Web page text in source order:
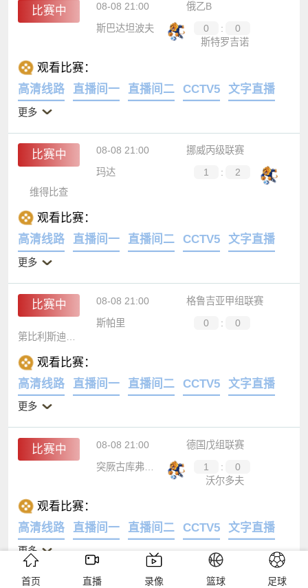
首页 直播 录像 篮球 足球
比赛中 08-08 21:00
俄乙B
斯巴达坦波夫
0 :
0
斯特罗吉诺
观看比赛：
高清线路
直播间一 直播间二 CCTV5 文字直播
更多
比赛中 08-08 21:00
挪威丙级联赛
玛达
1 :
2
维得比查
观看比赛：
高清线路
直播间一 直播间二 CCTV5 文字直播
更多
比赛中 08-08 21:00
格鲁吉亚甲组联赛
斯帕里
0 :
0
观看比赛：
高清线路
直播间一 直播间二 CCTV5 文字直播
更多
比赛中 08-08 21:00
德国戊组联赛
突厥古库弗里德
1 :
0
沃尔多夫
观看比赛：
高清线路
直播间一 直播间二 CCTV5 文字直播
更多